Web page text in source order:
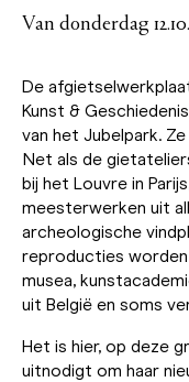
Van donderdag
De
Kunst &
van het Jubelpark.
Net als de
bij het Louvre in
meesterwerken uit
archeologische
reproducties
musea,
uit België en soms
Het is hier, op deze
uitnodigt om haar